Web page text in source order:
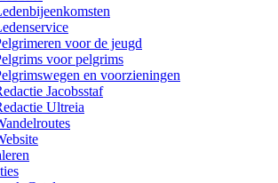
voor de jeugd
voor pelgrims
en voorzieningen
Jacobsstaf
Ultreia